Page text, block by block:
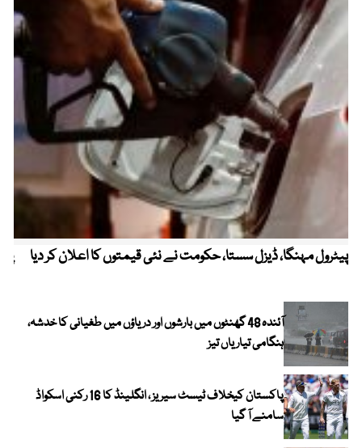
پیٹرول مہنگا، ڈیزل سستا، حکومت نے نئی قیمتوں کا اعلان کر دیا
آئندہ 48 گھنٹوں میں بارشوں اور دریاؤں میں طغیانی کا خدشہ،
ہنگامی تیاریاں تیز
پاکستان کیخلاف ٹیسٹ سیریز ، انگلینڈ کا 16 رکنی اسکواڈ
سامنے آ گیا